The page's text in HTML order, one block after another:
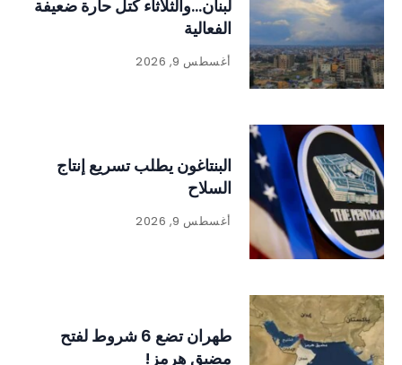
لبنان…والثلاثاء كتل حارة ضعيفة
الفعالية
أغسطس 9, 2026
البنتاغون يطلب تسريع إنتاج
السلاح
أغسطس 9, 2026
طهران تضع 6 شروط لفتح
مضيق هرمز!